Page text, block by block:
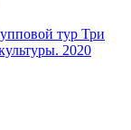
тур Три
2020